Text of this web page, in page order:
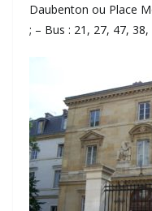
Daubenton ou Place
; – Bus : 21, 27, 47,